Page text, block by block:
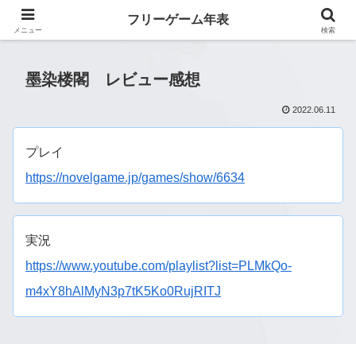
フリーゲーム年表
墨染楼閣 レビュー感想
2022.06.11
プレイ
https://novelgame.jp/games/show/6634
実況
https://www.youtube.com/playlist?list=PLMkQo-
m4xY8hAlMyN3p7tK5Ko0RujRITJ
メニュー
フリーゲーム年表
検索